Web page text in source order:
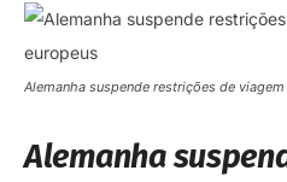
Alemanha suspende restrições de
Alemanha